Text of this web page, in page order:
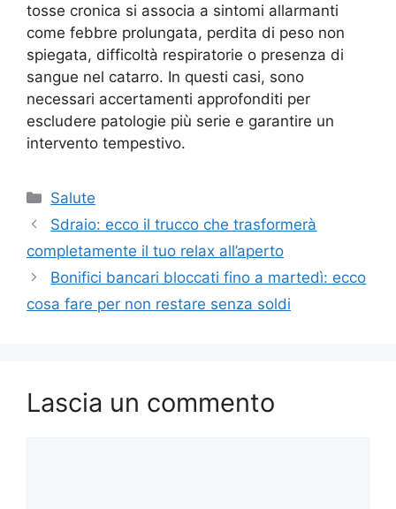
tosse cronica si associa a sintomi allarmanti
come febbre prolungata, perdita di peso non
spiegata, difficoltà respiratorie o presenza di
sangue nel catarro. In questi casi, sono
necessari accertamenti approfonditi per
escludere patologie più serie e garantire un
intervento tempestivo.
Categorie
Salute
Sdraio: ecco il trucco che trasformerà
completamente il tuo relax all’aperto
Bonifici bancari bloccati fino a martedì: ecco
cosa fare per non restare senza soldi
Lascia un commento